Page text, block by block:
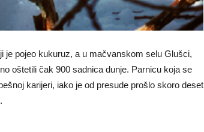
je pojeo kukuruz, a u mačvanskom selu Glušci,
oštetili čak 900 sadnica dunje. Parnicu koja se
karijeri, iako je od presude prošlo skoro deset